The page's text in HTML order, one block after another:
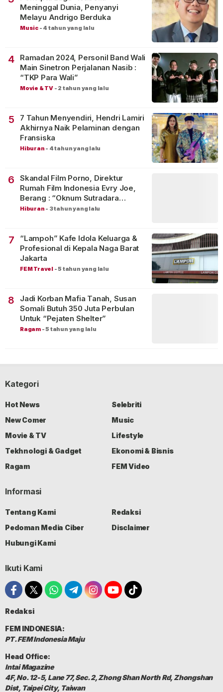
Meninggal Dunia, Penyanyi
Melayu Andrigo Berduka
Music - 4 tahun yang lalu
4
Ramadan 2024, Personil Band Wali
Main Sinetron Perjalanan Nasib :
“TKP Para Wali”
Movie & TV - 2 tahun yang lalu
5
7 Tahun Menyendiri, Hendri Lamiri
Akhirnya Naik Pelaminan dengan
Fransiska
Hiburan - 4 tahun yang lalu
6
Skandal Film Porno, Direktur
Rumah Film Indonesia Evry Joe,
Berang : “Oknum Sutradara
Merusak Perfilman Indonesia”!
Hiburan - 3 tahun yang lalu
7
“Lampoh” Kafe Idola Keluarga &
Profesional di Kepala Naga Barat
Jakarta
FEM Travel -5 tahun yang lalu
8
Jadi Korban Mafia Tanah, Susan
Somali Butuh 350 Juta Perbulan
Untuk “Pejaten Shelter”
Ragam -5 tahun yang lalu
Kategori
Hot News
Selebriti
New Comer
Music
Movie & TV
Lifestyle
Tekhnologi & Gadget
Ekonomi & Bisnis
Ragam
FEM Video
Informasi
Tentang Kami
Redaksi
Pedoman Media Ciber
Disclaimer
Hubungi Kami
Ikuti Kami
Redaksi
FEM INDONESIA:
PT. FEM Indonesia Maju
Head Office:
Intai Magazine
4F, No. 12-5, Lane 77, Sec. 2, Zhong Shan North Rd, Zhongshan
Dist, Taipei City, Taiwan